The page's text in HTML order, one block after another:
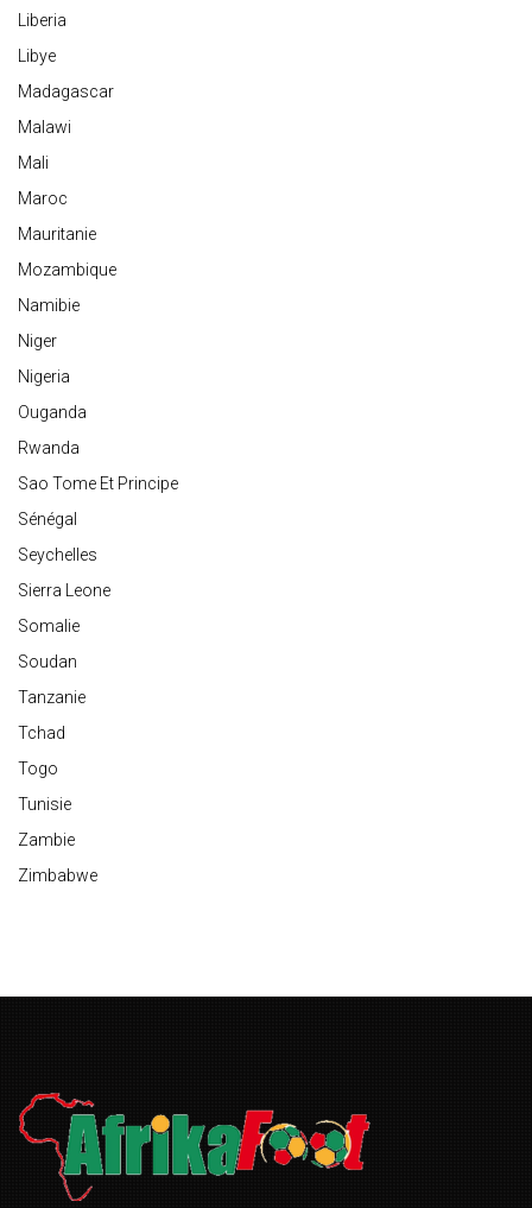
Liberia
Libye
Madagascar
Malawi
Mali
Maroc
Mauritanie
Mozambique
Namibie
Niger
Nigeria
Ouganda
Rwanda
Sao Tome Et Principe
Sénégal
Seychelles
Sierra Leone
Somalie
Soudan
Tanzanie
Tchad
Togo
Tunisie
Zambie
Zimbabwe